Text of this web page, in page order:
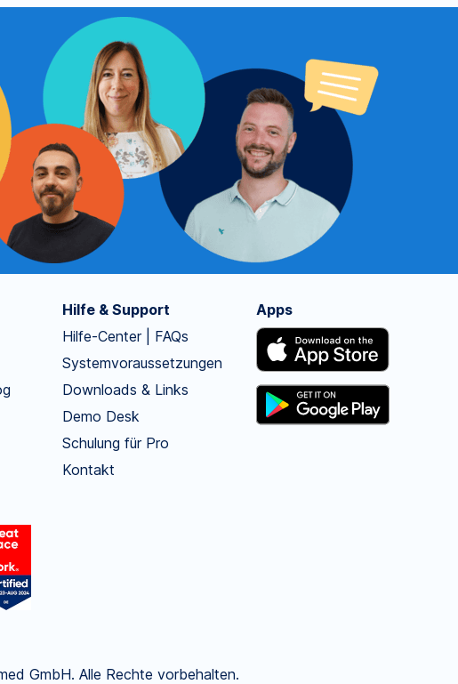
Hilfe & Support
Hilfe-Center | FAQs
Systemvoraussetzungen
Downloads & Links
Demo Desk
Schulung für Pro
Kontakt
Apps
GmbH. Alle Rechte vorbehalten.